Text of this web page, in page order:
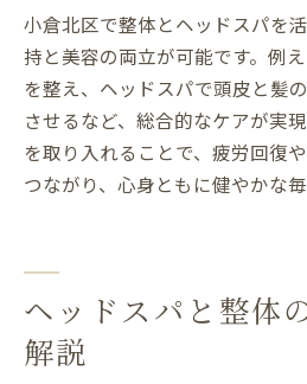
由解説
頭痛やだるさが出たと
イント
整体rapportが教える
ア方法
北九州で施術後の体調
リラックス後も快適に
美容と健康に役立つ整体×
小倉北区で整体とヘッドスパを
持と美容の両立が可能です。例
を整え、ヘッドスパで頭皮と髪
させるなど、総合的なケアが実
を取り入れることで、疲労回復
つながり、心身ともに健やかな毎
ヘッドスパと整体
解説